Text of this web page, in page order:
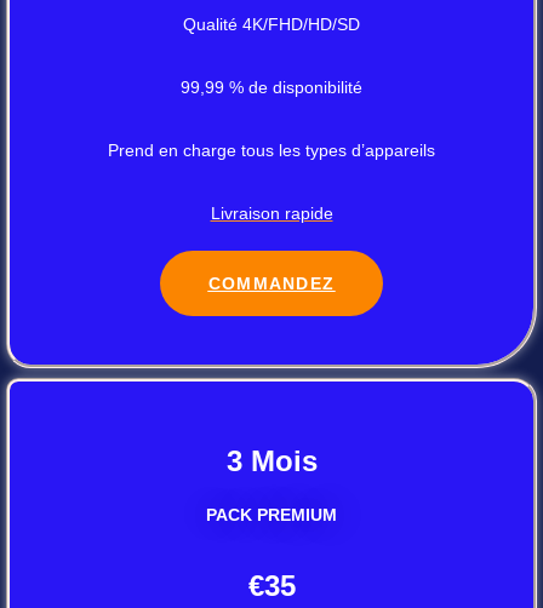
Qualité 4K/FHD/HD/SD
99,99 % de disponibilité
Prend en charge tous les types d’appareils
Livraison rapide
COMMANDEZ
3 Mois
PACK PREMIUM
€35